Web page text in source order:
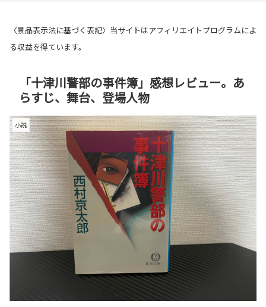
〈景品表示法に基づく表記〉当サイトはアフィリエイトプログラムによ
る収益を得ています。
「十津川警部の事件簿」感想レビュー。あ
らすじ、舞台、登場人物
小説